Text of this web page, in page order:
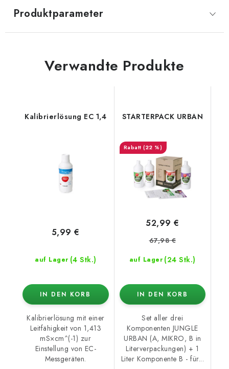
Produktparameter
Verwandte Produkte
Kalibrierlösung EC 1,4
auf Lager (4 Stk.)
5,99 €
IN DEN KORB
Kalibrierlösung mit einer
Leitfähigkeit von 1,413
mS×cm^(-1) zur
Einstellung von EC-
Messgeräten.
STARTERPACK URBAN
(22 %)
auf Lager (24 Stk.)
52,99 €
67,98 €
IN DEN KORB
Set aller drei
Komponenten JUNGLE
URBAN (A, MIKRO, B in
Literverpackungen) + 1
Liter Komponente B - für...